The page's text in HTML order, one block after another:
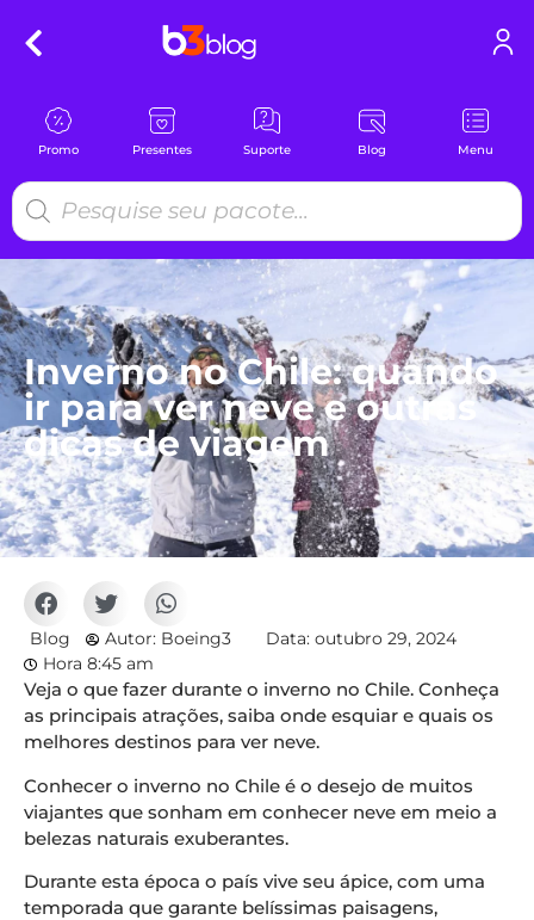
Promo Presentes Suporte Blog Menu
Inverno no Chile: quando
ir para ver neve e outras
dicas de viagem
Blog Autor: Boeing3 Data: outubro 29, 2024
Hora 8:45 am
Veja o que fazer durante o inverno no Chile. Conheça
as principais atrações, saiba onde esquiar e quais os
melhores destinos para ver neve.
Conhecer o inverno no Chile é o desejo de muitos
viajantes que sonham em conhecer neve em meio a
belezas naturais exuberantes.
Durante esta época o país vive seu ápice, com uma
temporada que garante belíssimas paisagens,